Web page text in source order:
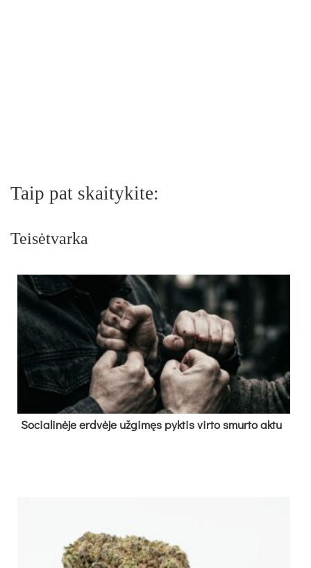
Taip pat skaitykite:
Teisėtvarka
So­cia­li­nė­je erd­vė­je už­gi­męs pyk­tis vir­to smur­to ak­tu